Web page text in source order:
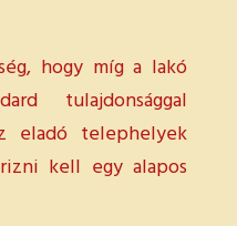
hogy míg a lakó
tulajdonsággal
eladó telephelyek
kell egy alapos